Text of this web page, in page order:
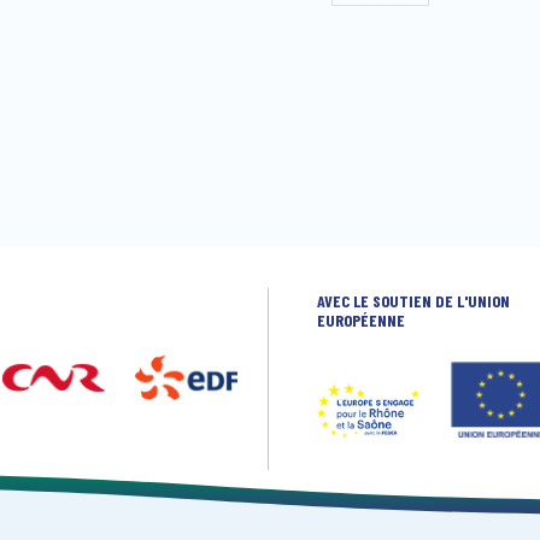
AVEC LE SOUTIEN DE L'UNION
EUROPÉENNE